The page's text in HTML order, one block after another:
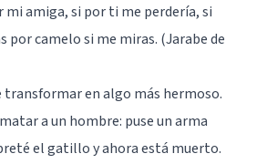
mi amiga, si por ti me perdería, si
por camelo si me miras. (Jarabe de
transformar en algo más hermoso.
a un hombre: puse un arma
el gatillo y ahora está muerto.